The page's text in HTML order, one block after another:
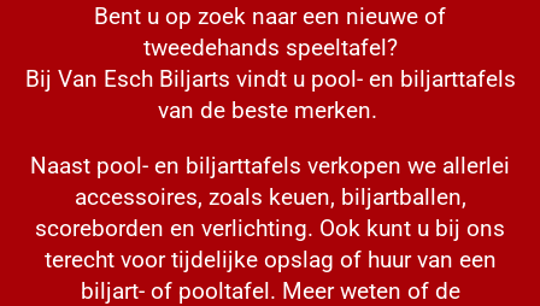
Bent u op zoek naar een nieuwe of
tweedehands speeltafel?
Bij Van Esch Biljarts vindt u pool- en biljarttafels
van de beste merken.
Naast pool- en biljarttafels verkopen we allerlei
accessoires, zoals keuen, biljartballen,
scoreborden en verlichting. Ook kunt u bij ons
terecht voor tijdelijke opslag of huur van een
biljart- of pooltafel. Meer weten of de